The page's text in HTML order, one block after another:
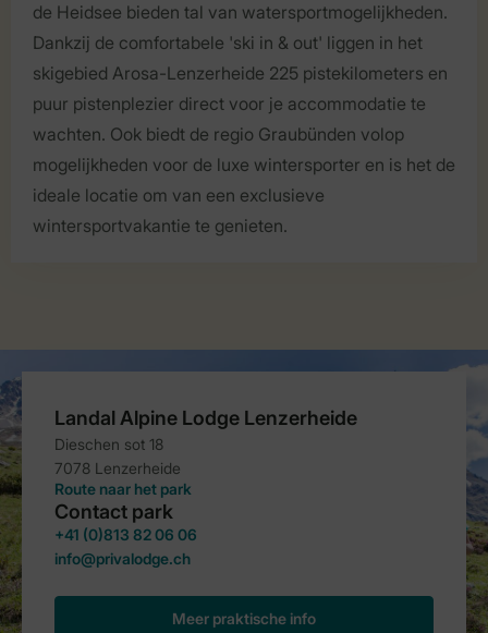
de Heidsee bieden tal van watersportmogelijkheden.
Dankzij de comfortabele 'ski in & out' liggen in het
skigebied Arosa-Lenzerheide 225 pistekilometers en
puur pistenplezier direct voor je accommodatie te
wachten. Ook biedt de regio Graubünden volop
mogelijkheden voor de luxe wintersporter en is het de
ideale locatie om van een exclusieve
wintersportvakantie te genieten.